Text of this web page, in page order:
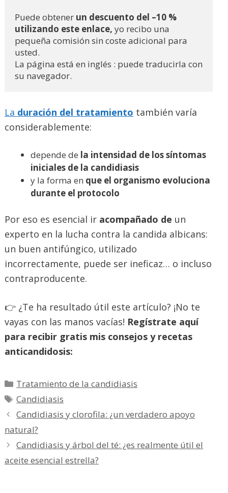
Puede obtener un descuento del –10 %
utilizando este enlace, yo recibo una
pequeña comisión sin coste adicional para
usted.
La página está en inglés : puede traducirla con
su navegador.
La duración del tratamiento también varía
considerablemente:
depende de la intensidad de los síntomas
iniciales de la candidiasis
y la forma en que el organismo evoluciona
durante el protocolo
Por eso es esencial ir acompañado de un
experto en la lucha contra la candida albicans:
un buen antifúngico, utilizado
incorrectamente, puede ser ineficaz… o incluso
contraproducente.
👉 ¿Te ha resultado útil este artículo? ¡No te
vayas con las manos vacías! Regístrate aquí
para recibir gratis mis consejos y recetas
anticandidosis:
Categorías
Tratamiento de la candidiasis
Etiquetas
Candidiasis
Candidiasis y clorofila: ¿un verdadero apoyo
natural?
Candidiasis y árbol del té: ¿es realmente útil el
aceite esencial estrella?